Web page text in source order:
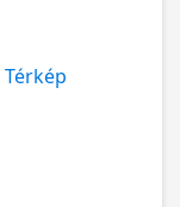
Térkép